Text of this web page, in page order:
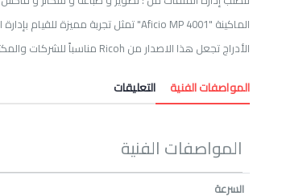
الأدراج تجعل هذا الاصدار من Ricoh مناسباً للشركات والمكتبات التى تحتاج تصوير المستندات بكثرة ، مع الاتصال بشبكة الكمبيوتر للطباعة .
المواصفات الفنية التعليقات
المواصفات الفنية
السرعة